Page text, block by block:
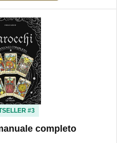
#3
completo